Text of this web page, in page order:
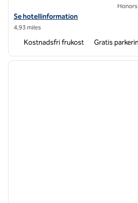
Visa hotelluppgifter för Embassy
Se hotellinformation
4,93 miles
Kostnadsfri frukost Gratis
1 av 12